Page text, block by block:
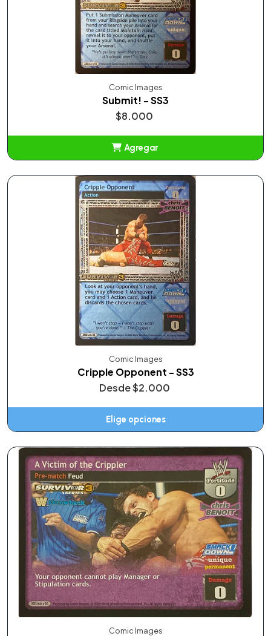
Comic Images
Submit! - SS3
$8.000
Agregar
Comic Images
Cripple Opponent - SS3
Desde$2.000
Elige opciones
Comic Images